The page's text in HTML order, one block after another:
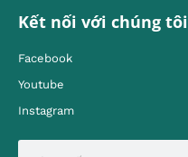
Kết nối với chúng tôi
Facebook
Youtube
Instagram